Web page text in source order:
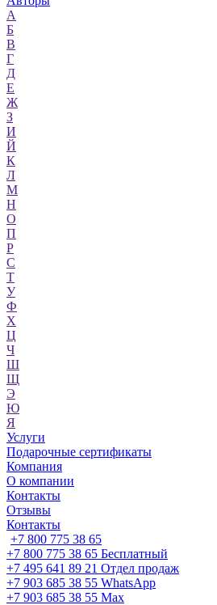
А
Б
В
Г
Д
Е
Ж
З
И
Й
К
Л
М
Н
О
П
Р
С
Т
У
Ф
Х
Ц
Ч
Ш
Щ
Э
Ю
Я
Услуги
Подарочные сертификаты
Компания
О компании
Контакты
Отзывы
Контакты
+7 800 775 38 65
+7 800 775 38 65 Бесплатный
+7 495 641 89 21 Отдел продаж
+7 903 685 38 55 WhatsApp
+7 903 685 38 55 Max